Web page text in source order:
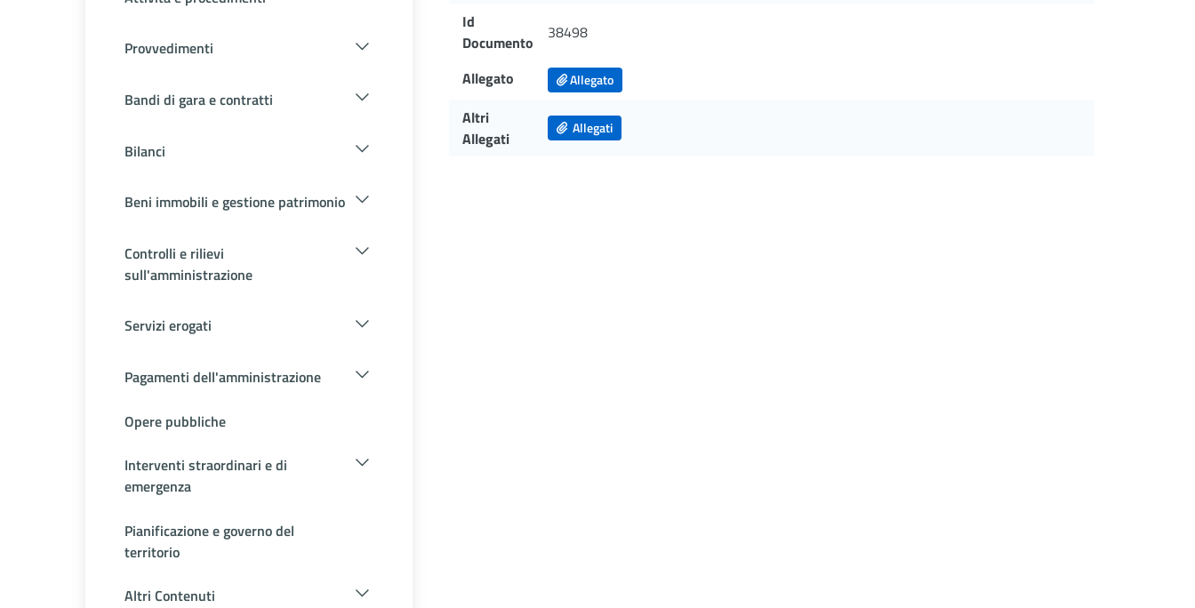
Provvedimenti
Bandi di gara e contratti
Bilanci
Beni immobili e gestione patrimonio
Controlli e rilievi
sull'amministrazione
Servizi erogati
Pagamenti dell'amministrazione
Opere pubbliche
Interventi straordinari e di
emergenza
Pianificazione e governo del
territorio
Altri Contenuti
Id
Documento
38498
Allegato Allegato
Altri
Allegati
Allegati